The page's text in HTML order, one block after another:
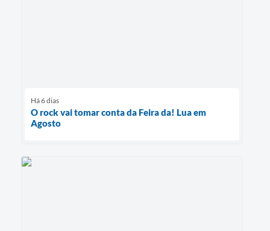
Há 6 dias
O rock vai tomar conta da Feira da! Lua em
Agosto